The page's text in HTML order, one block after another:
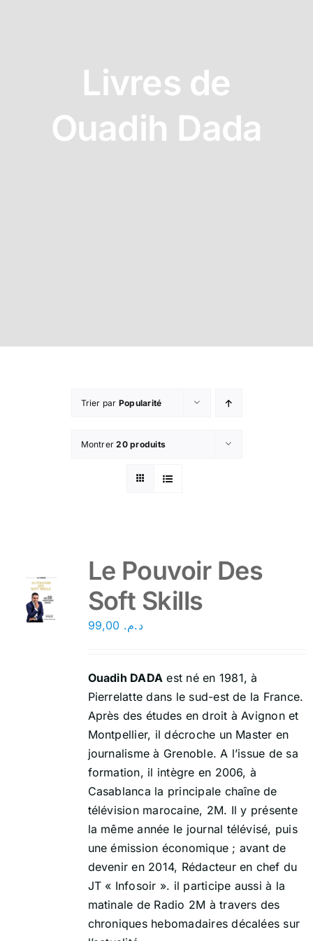
Livres de
Ouadih Dada
Trier par Popularité
Montrer20 produits
Le Pouvoir Des
Soft Skills
د.م.
Ouadih DADA est né en 1981, à
Pierrelatte dans le sud-est de la France.
Après des études en droit à Avignon et
Montpellier, il décroche un Master en
journalisme à Grenoble. A l’issue de sa
formation, il intègre en 2006, à
Casablanca la principale chaîne de
télévision marocaine, 2M. Il y présente
la même année le journal télévisé, puis
une émission économique ; avant de
devenir en 2014, Rédacteur en chef du
JT « Infosoir ». il participe aussi à la
matinale de Radio 2M à travers des
chroniques hebomadaires décalées sur